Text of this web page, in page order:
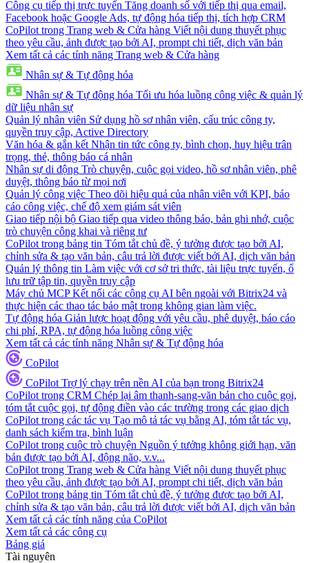
Công cụ tiếp thị trực tuyến Tăng doanh số với tiếp thị qua email,
Facebook hoặc Google Ads, tự động hóa tiếp thị, tích hợp CRM
CoPilot trong Trang web & Cửa hàng Viết nội dung thuyết phục
theo yêu cầu, ảnh được tạo bởi AI, prompt chi tiết, dịch văn bản
Xem tất cả các tính năng Trang web & Cửa hàng
Nhân sự & Tự động hóa
Nhân sự & Tự động hóa Tối ưu hóa luồng công việc & quản lý
dữ liệu nhân sự
Quản lý nhân viên Sử dụng hồ sơ nhân viên, cấu trúc công ty,
quyền truy cập, Active Directory
Văn hóa & gắn kết Nhận tin tức công ty, bình chọn, huy hiệu trân
trọng, thẻ, thông báo cá nhân
Nhân sự di động Trò chuyện, cuộc gọi video, hồ sơ nhân viên, phê
duyệt, thông báo từ mọi nơi
Quản lý công việc Theo dõi hiệu quả của nhân viên với KPI, báo
cáo công việc, chế độ xem giám sát viên
Giao tiếp nội bộ Giao tiếp qua video thông báo, bản ghi nhớ, cuộc
trò chuyện công khai và riêng tư
CoPilot trong bảng tin Tóm tắt chủ đề, ý tưởng được tạo bởi AI,
chỉnh sửa & tạo văn bản, câu trả lời được viết bởi AI, dịch văn bản
Quản lý thông tin Làm việc với cơ sở tri thức, tài liệu trực tuyến, ổ
lưu trữ tập tin, quyền truy cập
Máy chủ MCP Kết nối các công cụ AI bên ngoài với Bitrix24 và
thực hiện các thao tác bảo mật trong không gian làm việc.
Tự động hóa Giản lược hoạt động với yêu cầu, phê duyệt, báo cáo
chi phí, RPA, tự động hóa luồng công việc
Xem tất cả các tính năng Nhân sự & Tự động hóa
CoPilot
CoPilot Trợ lý chạy trên nền AI của bạn trong Bitrix24
CoPilot trong CRM Chép lại âm thanh-sang-văn bản cho cuộc gọi,
tóm tắt cuộc gọi, tự động điền vào các trường trong các giao dịch
CoPilot trong các tác vụ Tạo mô tả tác vụ bằng AI, tóm tắt tác vụ,
danh sách kiểm tra, bình luận
CoPilot trong cuộc trò chuyện Nguồn ý tưởng không giới hạn, văn
bản được tạo bởi AI, động não, v.v...
CoPilot trong Trang web & Cửa hàng Viết nội dung thuyết phục
theo yêu cầu, ảnh được tạo bởi AI, prompt chi tiết, dịch văn bản
CoPilot trong bảng tin Tóm tắt chủ đề, ý tưởng được tạo bởi AI,
chỉnh sửa & tạo văn bản, câu trả lời được viết bởi AI, dịch văn bản
Xem tất cả các tính năng của CoPilot
Xem tất cả các công cụ
Bảng giá
Tài nguyên